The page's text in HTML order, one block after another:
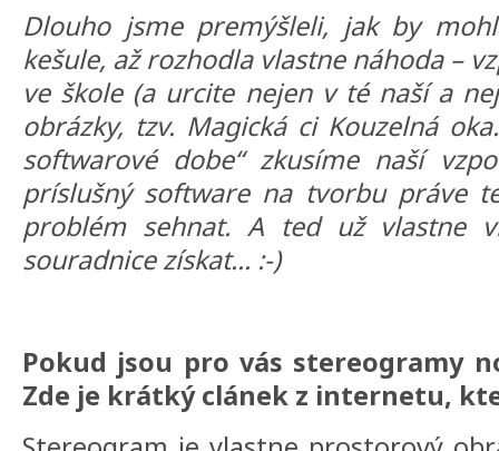
Dlouho jsme premýšleli, jak by
kešule, až rozhodla vlastne náhoda –
ve škole (a urcite nejen v té naší a
obrázky, tzv. Magická ci Kouzelná
softwarové dobe“ zkusíme naší
príslušný software na tvorbu práve
problém sehnat. A ted už vlastne
souradnice získat... :-)
Pokud jsou pro vás stereogramy
Zde je krátký clánek z internetu,